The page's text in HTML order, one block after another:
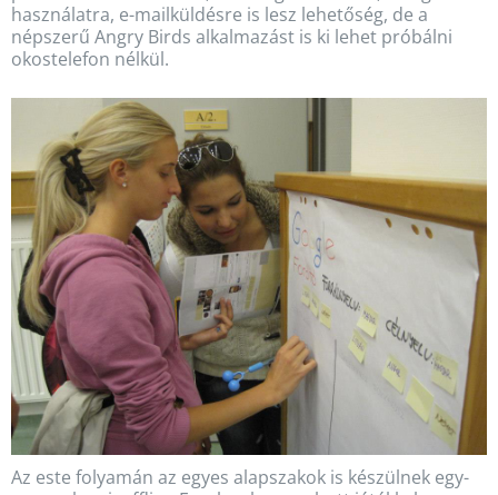
használatra, e-mailküldésre is lesz lehetőség, de a
népszerű Angry Birds alkalmazást is ki lehet próbálni
okostelefon nélkül.
Az este folyamán az egyes alapszakok is készülnek egy-